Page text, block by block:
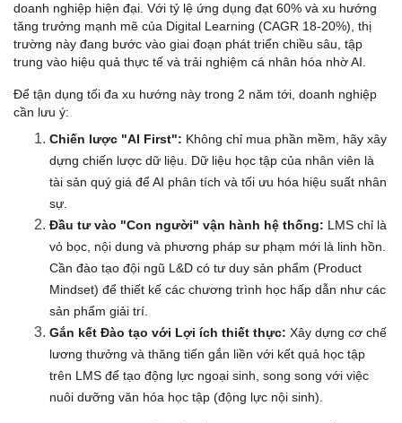
doanh nghiệp hiện đại. Với tỷ lệ ứng dụng đạt 60% và xu hướng
tăng trưởng mạnh mẽ của Digital Learning (CAGR 18-20%), thị
trường này đang bước vào giai đoạn phát triển chiều sâu, tập
trung vào hiệu quả thực tế và trải nghiệm cá nhân hóa nhờ AI.
Để tận dụng tối đa xu hướng này trong 2 năm tới, doanh nghiệp
cần lưu ý:
Chiến lược "AI First": Không chỉ mua phần mềm, hãy xây
dựng chiến lược dữ liệu. Dữ liệu học tập của nhân viên là
tài sản quý giá để AI phân tích và tối ưu hóa hiệu suất nhân
sự.
Đầu tư vào "Con người" vận hành hệ thống: LMS chỉ là
vỏ bọc, nội dung và phương pháp sư phạm mới là linh hồn.
Cần đào tạo đội ngũ L&D có tư duy sản phẩm (Product
Mindset) để thiết kế các chương trình học hấp dẫn như các
sản phẩm giải trí.
Gắn kết Đào tạo với Lợi ích thiết thực: Xây dựng cơ chế
lương thưởng và thăng tiến gắn liền với kết quả học tập
trên LMS để tạo động lực ngoại sinh, song song với việc
nuôi dưỡng văn hóa học tập (động lực nội sinh).